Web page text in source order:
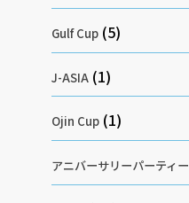
Gulf Cup (5)
J-ASIA (1)
Ojin Cup (1)
アニバーサリーパーティー